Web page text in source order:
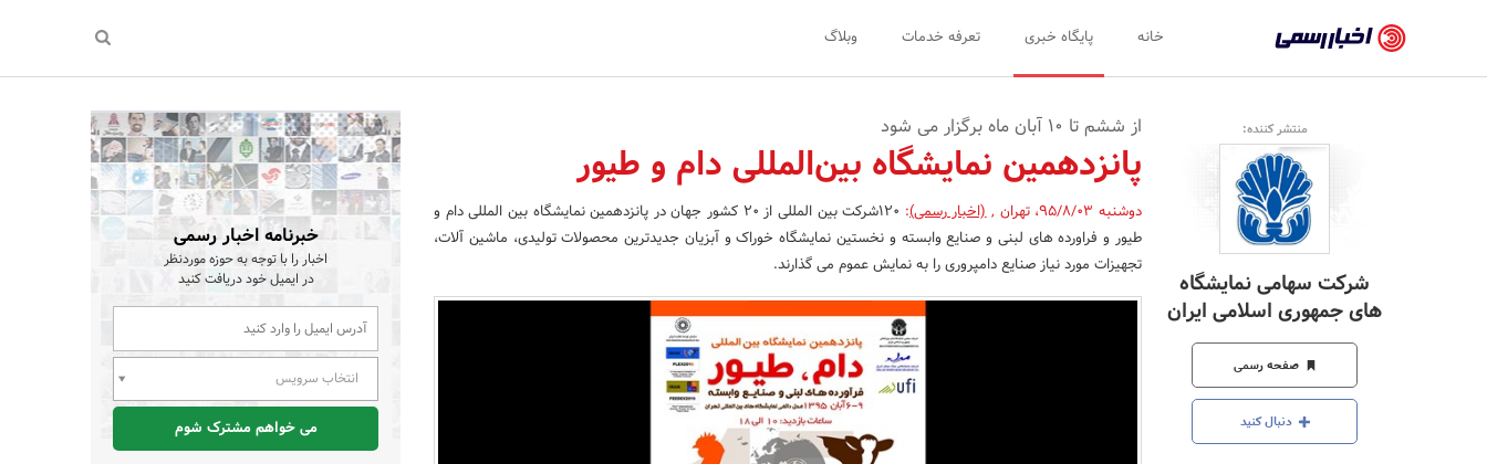
رسمی
-
اخبار
تایید
شده
شرکت‌ها،
سازمان‌ها
و
روابط
عمومی‌ها
خانه پایگاه خبری تعرفه خدمات وبلاگ
منتشر کننده:
شرکت سهامی نمایشگاه
های جمهوری اسلامی ایران
صفحه رسمی
دنبال کنید
از ششم تا 10 آبان ماه برگزار می شود
پانزدهمین نمایشگاه بین‌المللی دام و طیور
دوشنبه 95/8/03 ،تهران ,(اخبار رسمی):
120شرکت بین المللی از 20 کشور جهان در پانزدهمین نمایشگاه بین المللی دام و
طیور و فراورده های لبنی و صنایع وابسته و نخستین نمایشگاه خوراک و آبزیان جدیدترین محصولات تولیدی، ماشین آلات،
تجهیزات مورد نیاز صنایع دامپروری را به نمایش عموم می گذارند.
خبرنامه اخبار رسمی
اخبار را با توجه به حوزه موردنظر
در ایمیل خود دریافت کنید
انتخاب سرویس
می خواهم مشترک شوم